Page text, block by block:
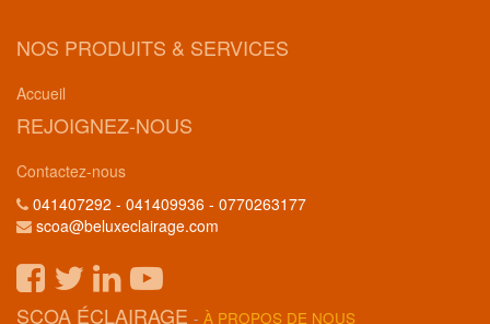
NOS PRODUITS & SERVICES
Accueil
REJOIGNEZ-NOUS
Contactez-nous
041407292 - 041409936 - 0770263177
scoa@beluxeclairage.com
SCOA ÉCLAIRAGE - À PROPOS DE NOUS